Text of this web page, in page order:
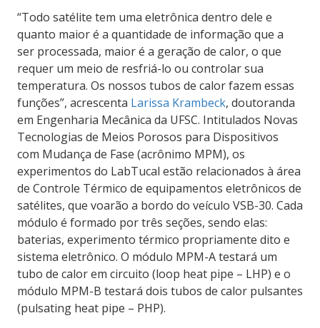
“Todo satélite tem uma eletrônica dentro dele e
quanto maior é a quantidade de informação que a
ser processada, maior é a geração de calor, o que
requer um meio de resfriá-lo ou controlar sua
temperatura. Os nossos tubos de calor fazem essas
funções”, acrescenta Larissa Krambeck, doutoranda
em Engenharia Mecânica da UFSC. Intitulados Novas
Tecnologias de Meios Porosos para Dispositivos
com Mudança de Fase (acrônimo MPM), os
experimentos do LabTucal estão relacionados à área
de Controle Térmico de equipamentos eletrônicos de
satélites, que voarão a bordo do veículo VSB-30. Cada
módulo é formado por três seções, sendo elas:
baterias, experimento térmico propriamente dito e
sistema eletrônico. O módulo MPM-A testará um
tubo de calor em circuito (loop heat pipe – LHP) e o
módulo MPM-B testará dois tubos de calor pulsantes
(pulsating heat pipe – PHP).